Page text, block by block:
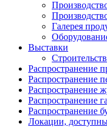
Галерея
Выставки
Распространение
Распространение
Распространение
Распространение
Распространение
Локации,